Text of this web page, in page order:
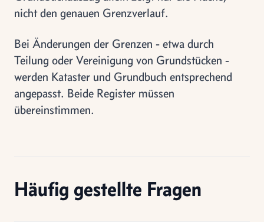
nicht den genauen Grenzverlauf.
Bei Änderungen der Grenzen - etwa durch
Teilung oder Vereinigung von Grundstücken -
werden Kataster und Grundbuch entsprechend
angepasst. Beide Register müssen
übereinstimmen.
Häufig gestellte Fragen